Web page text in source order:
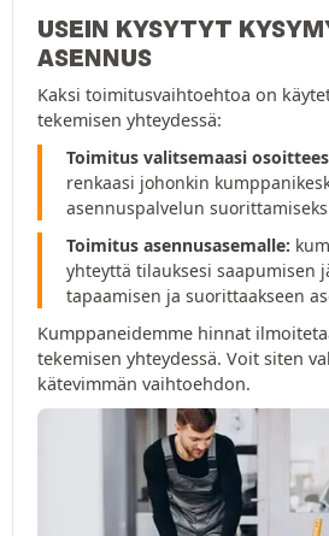
USEIN KYSYTYT
ASENNUS
Kaksi toimitusvaihtoehtoa on
tekemisen yhteydessä:
Toimitus valitsemaasi
renkaasi johonkin
asennuspalvelun
Toimitus asennusasemalle:
yhteyttä tilauksesi saapumisen
tapaamisen ja suorittaakseen
Kumppaneidemme hinnat
tekemisen yhteydessä. Voit siten
kätevimmän vaihtoehdon.